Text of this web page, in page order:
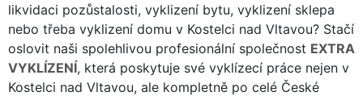
likvidaci pozůstalosti, vyklizení bytu, vyklizení sklepa
nebo třeba vyklizení domu v Kostelci nad Vltavou? Stačí
oslovit naši spolehlivou profesionální společnost EXTRA
VYKLÍZENÍ, která poskytuje své vyklízecí práce nejen v
Kostelci nad Vltavou, ale kompletně po celé České